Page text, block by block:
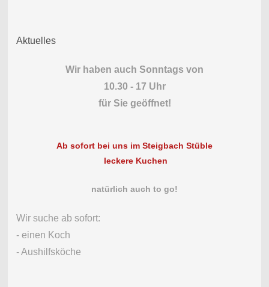
Aktuelles
Wir haben auch Sonntags von
10.30 - 17 Uhr
für Sie geöffnet!
Ab sofort bei uns im Steigbach Stüble
leckere Kuchen
natürlich auch to go!
Wir suche ab sofort:
- einen Koch
- Aushilfsköche